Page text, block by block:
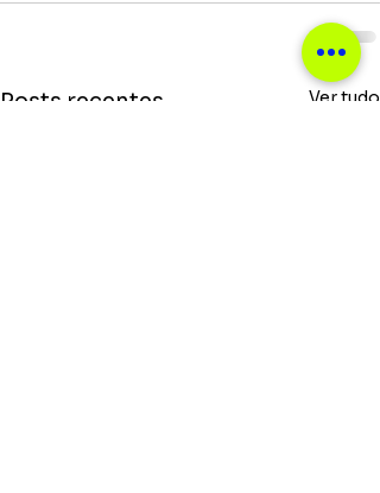
Posts recentes Ver tudo